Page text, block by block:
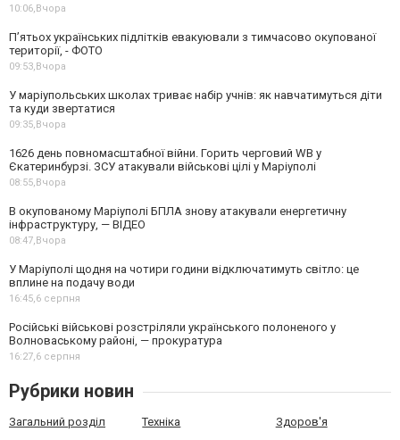
10:06,Вчора
П’ятьох українських підлітків евакуювали з тимчасово окупованої
території, - ФОТО
09:53,Вчора
У маріупольських школах триває набір учнів: як навчатимуться діти
та куди звертатися
09:35,Вчора
1626 день повномасштабної війни. Горить черговий WB у
Єкатеринбурзі. ЗСУ атакували військові цілі у Маріуполі
08:55,Вчора
В окупованому Маріуполі БПЛА знову атакували енергетичну
інфраструктуру, — ВІДЕО
08:47,Вчора
У Маріуполі щодня на чотири години відключатимуть світло: це
вплине на подачу води
16:45,6 серпня
Російські військові розстріляли українського полоненого у
Волноваському районі, — прокуратура
16:27,6 серпня
Рубрики новин
Загальний розділ Техніка Здоров'я